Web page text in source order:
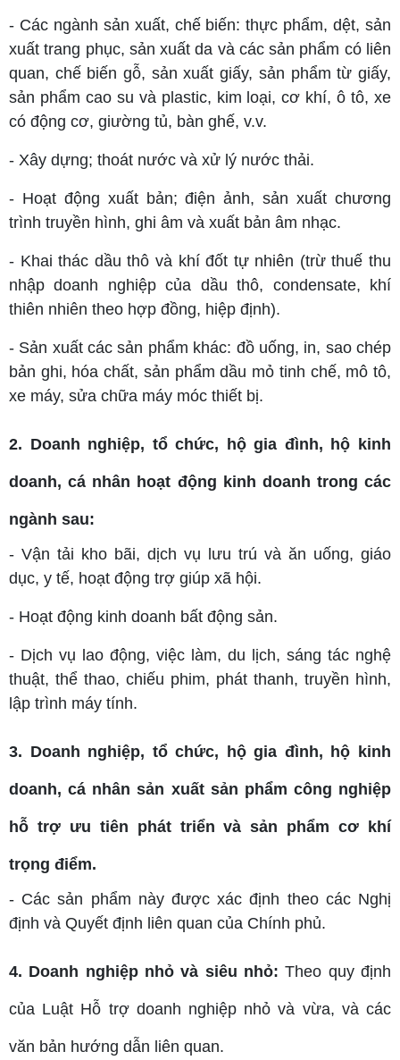
- Các ngành sản xuất, chế biến: thực phẩm, dệt, sản
xuất trang phục, sản xuất da và các sản phẩm có liên
quan, chế biến gỗ, sản xuất giấy, sản phẩm từ giấy,
sản phẩm cao su và plastic, kim loại, cơ khí, ô tô, xe
có động cơ, giường tủ, bàn ghế, v.v.
- Xây dựng; thoát nước và xử lý nước thải.
- Hoạt động xuất bản; điện ảnh, sản xuất chương
trình truyền hình, ghi âm và xuất bản âm nhạc.
- Khai thác dầu thô và khí đốt tự nhiên (trừ thuế thu
nhập doanh nghiệp của dầu thô, condensate, khí
thiên nhiên theo hợp đồng, hiệp định).
- Sản xuất các sản phẩm khác: đồ uống, in, sao chép
bản ghi, hóa chất, sản phẩm dầu mỏ tinh chế, mô tô,
xe máy, sửa chữa máy móc thiết bị.
2. Doanh nghiệp, tổ chức, hộ gia đình, hộ kinh
doanh, cá nhân hoạt động kinh doanh trong các
ngành sau:
- Vận tải kho bãi, dịch vụ lưu trú và ăn uống, giáo
dục, y tế, hoạt động trợ giúp xã hội.
- Hoạt động kinh doanh bất động sản.
- Dịch vụ lao động, việc làm, du lịch, sáng tác nghệ
thuật, thể thao, chiếu phim, phát thanh, truyền hình,
lập trình máy tính.
3. Doanh nghiệp, tổ chức, hộ gia đình, hộ kinh
doanh, cá nhân sản xuất sản phẩm công nghiệp
hỗ trợ ưu tiên phát triển và sản phẩm cơ khí
trọng điểm.
- Các sản phẩm này được xác định theo các Nghị
định và Quyết định liên quan của Chính phủ.
4. Doanh nghiệp nhỏ và siêu nhỏ: Theo quy định
của Luật Hỗ trợ doanh nghiệp nhỏ và vừa, và các
văn bản hướng dẫn liên quan.